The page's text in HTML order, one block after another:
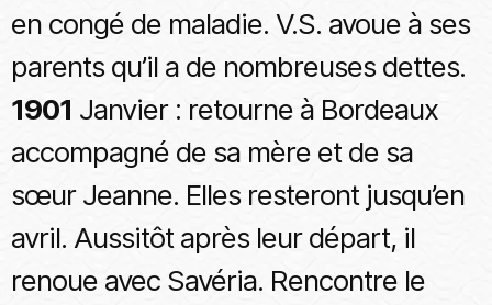
en congé de maladie. V.S. avoue à ses
parents qu’il a de nombreuses dettes.
1901 Janvier : retourne à Bordeaux
accompagné de sa mère et de sa
sœur Jeanne. Elles resteront jusqu’en
avril. Aussitôt après leur départ, il
renoue avec Savéria. Rencontre le